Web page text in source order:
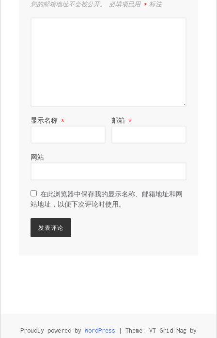
您的邮箱地址不会被公开。 必填项已用 *标注
显示名称 * 邮箱*
网站
在此浏览器中保存我的显示名称、邮箱地址和网
站地址，以便下次评论时使用。
Proudly powered by WordPress
Theme: VT Grid Mag by